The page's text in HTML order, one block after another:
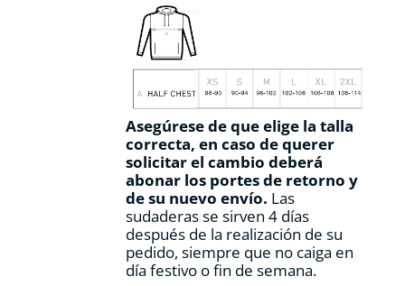
Asegúrese de que elige la talla
correcta, en caso de querer
solicitar el cambio deberá
abonar los portes de retorno y
de su nuevo envío. Las
sudaderas se sirven 4 días
después de la realización de su
pedido, siempre que no caiga en
día festivo o fin de semana.